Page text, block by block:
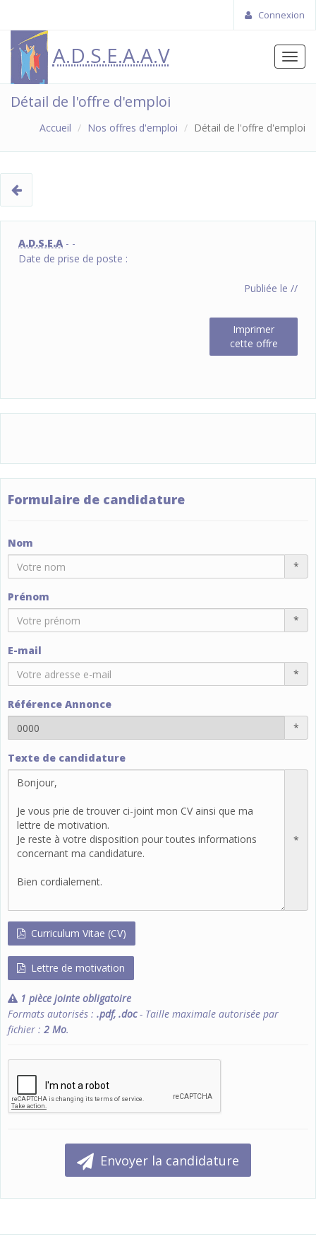
Connexion
A.D.S.E.A.A.V
Détail de l'offre d'emploi
Accueil Nos offres d'emploi Détail de l'offre d'emploi
A.D.S.E.A - -
Date de prise de poste :
Publiée le //
Imprimer
cette offre
Formulaire de candidature
Nom
*
Prénom
*
E-mail
*
Référence Annonce
*
Texte de candidature
*
Curriculum Vitae (CV)
Lettre de motivation
1 pièce jointe obligatoire
Formats autorisés : .pdf, .doc- Taille maximale autorisée par
fichier : 2 Mo.
Envoyer la candidature